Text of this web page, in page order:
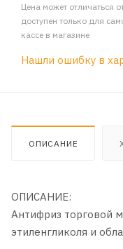
Цена может отличаться
доступен только для
кассе в магазине
Нашли ошибку в
ОПИСАНИЕ
ОПИСАНИЕ:
Антифриз торговой
этиленгликоля и